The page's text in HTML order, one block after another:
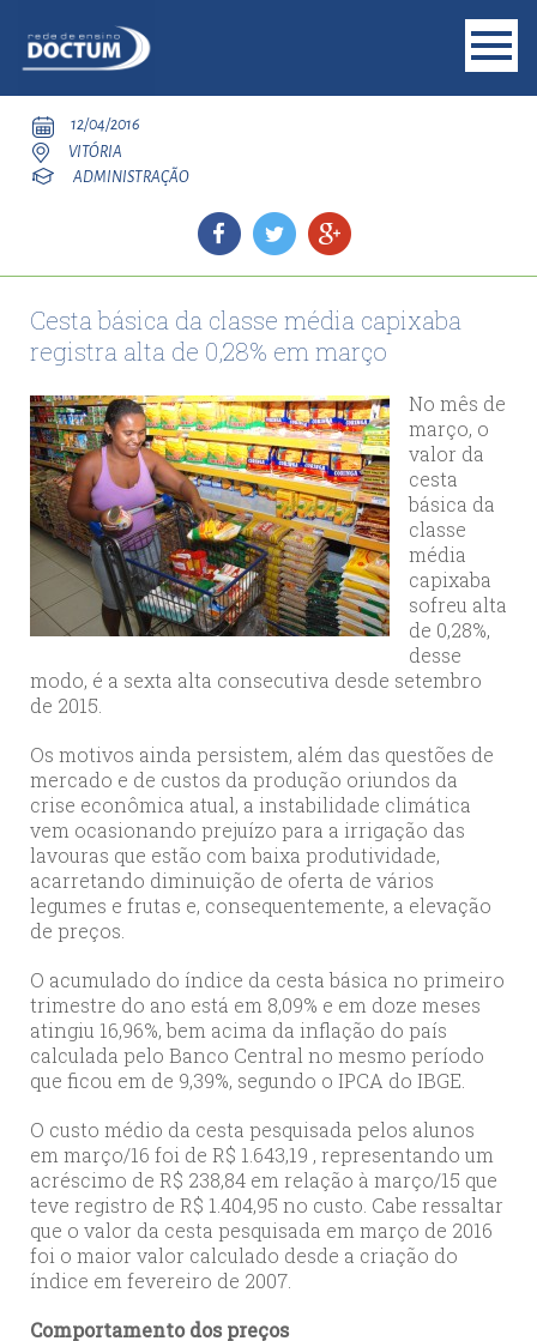
12/04/2016
VITÓRIA
ADMINISTRAÇÃO
Cesta básica da classe média capixaba
registra alta de 0,28% em março
No mês de
março, o
valor da
cesta
básica da
classe
média
capixaba
sofreu alta
de 0,28%,
desse
modo, é a sexta alta consecutiva desde setembro
de 2015.
Os motivos ainda persistem, além das questões de
mercado e de custos da produção oriundos da
crise econômica atual, a instabilidade climática
vem ocasionando prejuízo para a irrigação das
lavouras que estão com baixa produtividade,
acarretando diminuição de oferta de vários
legumes e frutas e, consequentemente, a elevação
de preços.
O acumulado do índice da cesta básica no primeiro
trimestre do ano está em 8,09% e em doze meses
atingiu 16,96%, bem acima da inflação do país
calculada pelo Banco Central no mesmo período
que ficou em de 9,39%, segundo o IPCA do IBGE.
O custo médio da cesta pesquisada pelos alunos
em março/16 foi de R$ 1.643,19 , representando um
acréscimo de R$ 238,84 em relação à março/15 que
teve registro de R$ 1.404,95 no custo. Cabe ressaltar
que o valor da cesta pesquisada em março de 2016
foi o maior valor calculado desde a criação do
índice em fevereiro de 2007.
Comportamento dos preços